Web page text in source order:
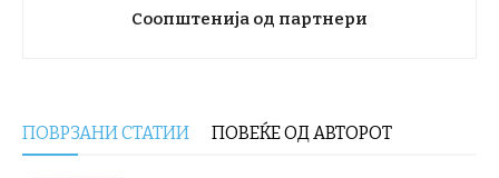
Соопштенија од партнери
ПОВРЗАНИ СТАТИИ ПОВЕЌЕ ОД АВТОРОТ